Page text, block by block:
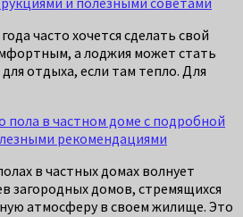
часто хочется сделать свой
а лоджия может стать
отдыха, если там тепло. Для
пола в частном доме с подробной
рекомендациями
в частных домах волнует
загородных домов, стремящихся
атмосферу в своем жилище. Это